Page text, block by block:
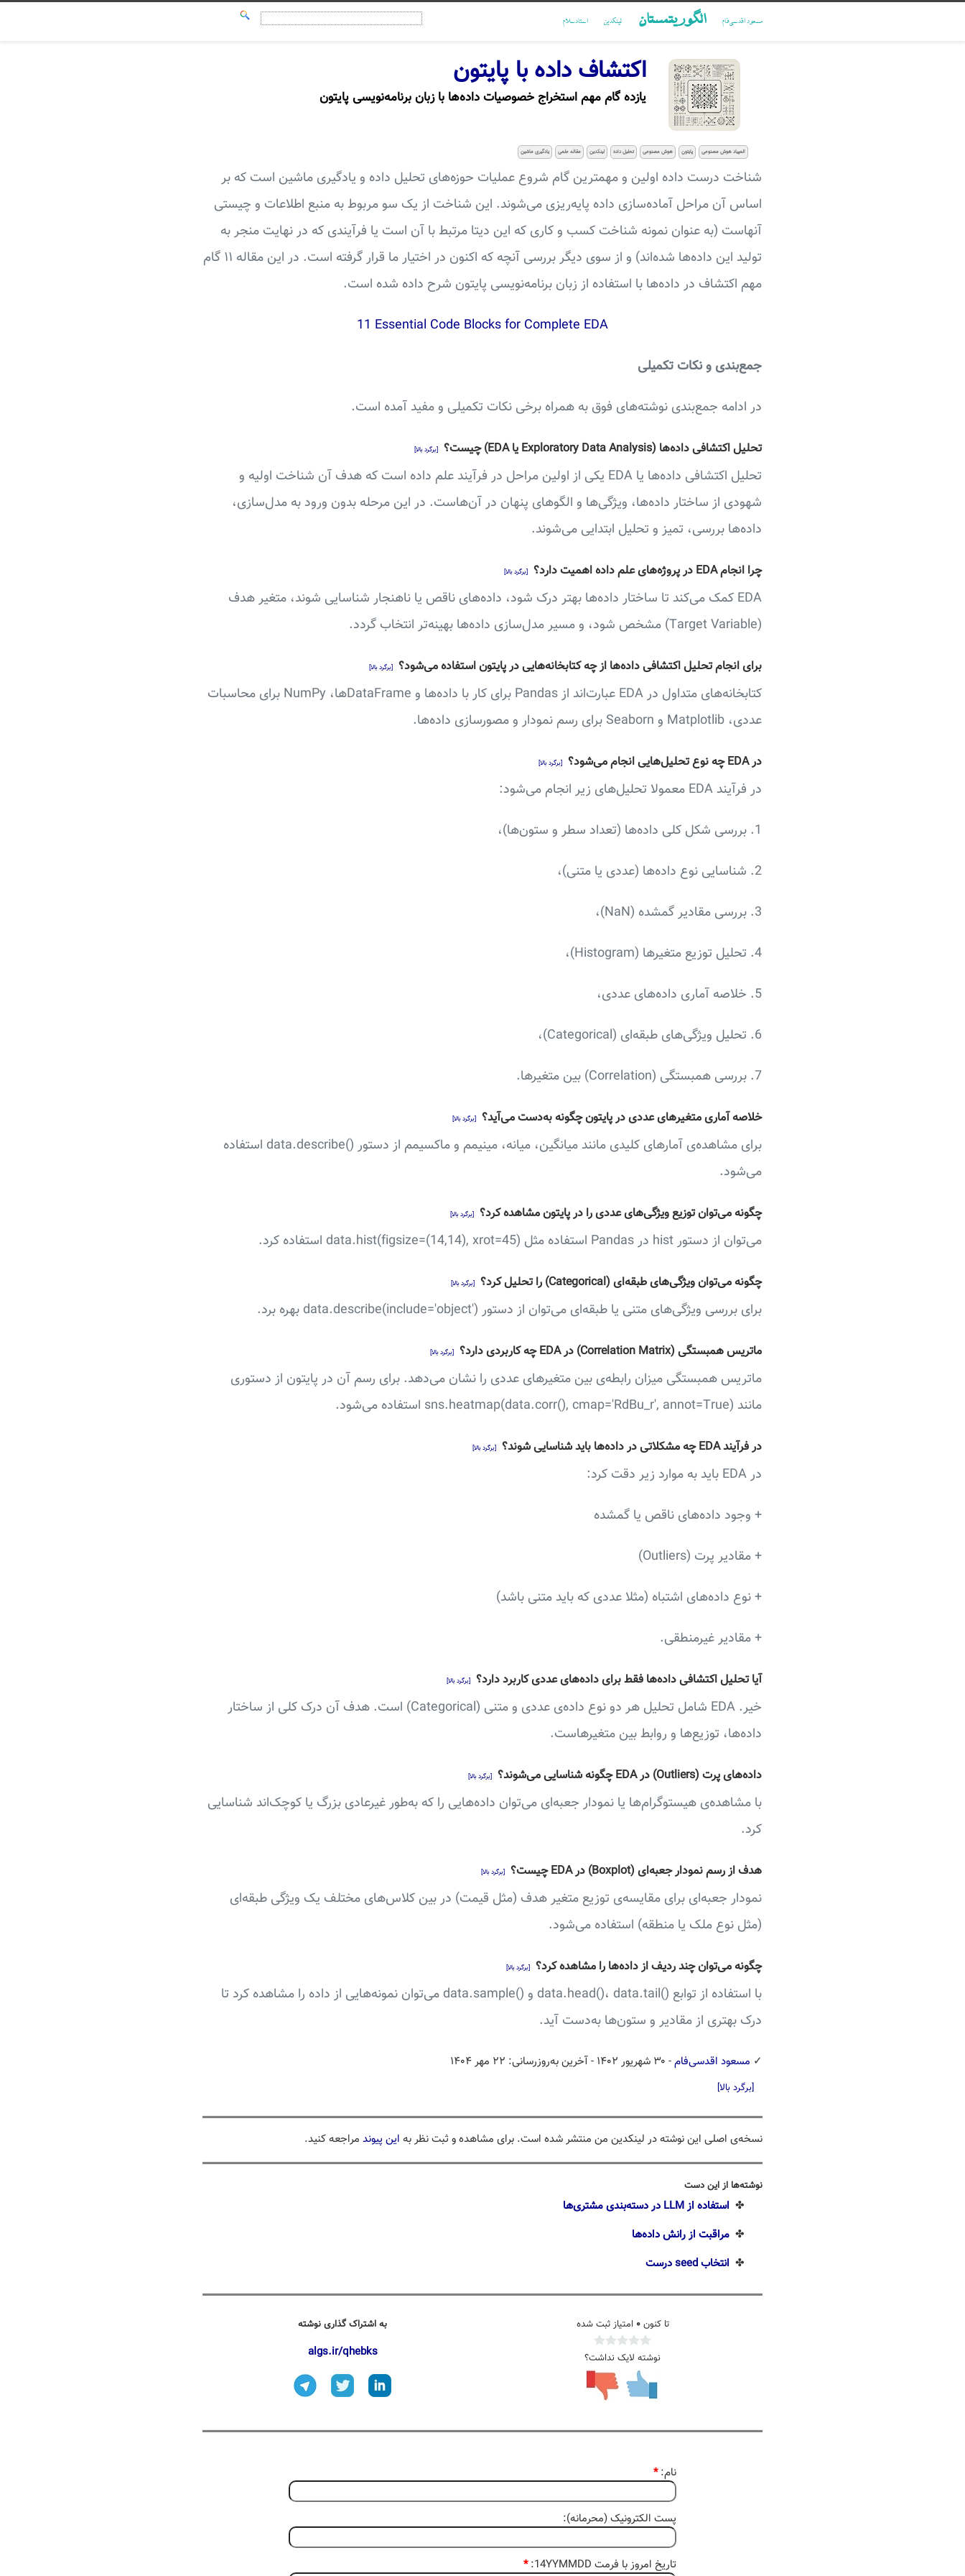
مسعود اقدسی‌فام الگوریتمستان لینکدین استادسلام
اکتشاف داده با پایتون
یازده گام مهم استخراج خصوصیات داده‌ها با زبان برنامه‌نویسی پایتون
المپیاد هوش مصنوعی پایتون هوش مصنوعی تحلیل داده لینکدین مقاله علمی یادگیری ماشین
شناخت درست داده اولین و مهمترین گام شروع عملیات حوزه‌‌‌های تحلیل داده و یادگیری ماشین است که بر
اساس آن مراحل آماده‌سازی داده پایه‌ریزی می‌شوند. این شناخت از یک سو مربوط به منبع اطلاعات و چیستی
آنهاست (به عنوان نمونه شناخت کسب و کاری که این دیتا مرتبط با آن است یا فرآیندی که در نهایت منجر به
تولید این داده‌ها شده‌اند) و از سوی دیگر بررسی آنچه که اکنون در اختیار ما قرار گرفته است. در این مقاله ۱۱ گام
مهم اکتشاف در داده‌ها با استفاده از زبان برنامه‌نویسی پایتون شرح داده شده است.
11 Essential Code Blocks for Complete EDA
جمع‌بندی و نکات تکمیلی
در ادامه جمع‌بندی نوشته‌های فوق به همراه برخی نکات تکمیلی و مفید آمده است.
تحلیل اکتشافی داده‌ها (Exploratory Data Analysis یا EDA) چیست؟ [برگرد بالا]
تحلیل اکتشافی داده‌ها یا EDA یکی از اولین مراحل در فرآیند علم داده است که هدف آن شناخت اولیه و
شهودی از ساختار داده‌ها، ویژگی‌ها و الگوهای پنهان در آن‌هاست. در این مرحله بدون ورود به مدل‌سازی،
داده‌ها بررسی، تمیز و تحلیل ابتدایی می‌شوند.
چرا انجام EDA در پروژه‌های علم داده اهمیت دارد؟ [برگرد بالا]
EDA کمک می‌کند تا ساختار داده‌ها بهتر درک شود، داده‌های ناقص یا ناهنجار شناسایی شوند، متغیر هدف
(Target Variable) مشخص شود، و مسیر مدل‌سازی داده‌ها بهینه‌تر انتخاب گردد.
برای انجام تحلیل اکتشافی داده‌ها از چه کتابخانه‌هایی در پایتون استفاده می‌شود؟ [برگرد بالا]
کتابخانه‌های متداول در EDA عبارت‌اند از Pandas برای کار با داده‌ها و DataFrameها، NumPy برای محاسبات
عددی، Matplotlib و Seaborn برای رسم نمودار و مصورسازی داده‌ها.
در EDA چه نوع تحلیل‌هایی انجام می‌شود؟ [برگرد بالا]
در فرآیند EDA معمولا تحلیل‌های زیر انجام می‌شود:
1. بررسی شکل کلی داده‌ها (تعداد سطر و ستون‌ها)،
2. شناسایی نوع داده‌ها (عددی یا متنی)،
3. بررسی مقادیر گمشده (NaN)،
4. تحلیل توزیع متغیرها (Histogram)،
5. خلاصه آماری داده‌های عددی،
6. تحلیل ویژگی‌های طبقه‌ای (Categorical)،
7. بررسی همبستگی (Correlation) بین متغیرها.
خلاصه آماری متغیرهای عددی در پایتون چگونه به‌دست می‌آید؟ [برگرد بالا]
برای مشاهده‌ی آمارهای کلیدی مانند میانگین، میانه، مینیمم و ماکسیمم از دستور ()data.describe استفاده
می‌شود.
چگونه می‌توان توزیع ویژگی‌های عددی را در پایتون مشاهده کرد؟ [برگرد بالا]
می‌توان از دستور hist در Pandas استفاده مثل data.hist(figsize=(14,14), xrot=45) استفاده کرد.
چگونه می‌توان ویژگی‌های طبقه‌ای (Categorical) را تحلیل کرد؟ [برگرد بالا]
برای بررسی ویژگی‌های متنی یا طبقه‌ای می‌توان از دستور data.describe(include='object') بهره برد.
ماتریس همبستگی (Correlation Matrix) در EDA چه کاربردی دارد؟ [برگرد بالا]
ماتریس همبستگی میزان رابطه‌ی بین متغیرهای عددی را نشان می‌دهد. برای رسم آن در پایتون از دستوری
مانند sns.heatmap(data.corr(), cmap='RdBu_r', annot=True) استفاده می‌شود.
در فرآیند EDA چه مشکلاتی در داده‌ها باید شناسایی شوند؟ [برگرد بالا]
در EDA باید به موارد زیر دقت کرد:
+ وجود داده‌های ناقص یا گمشده
+ مقادیر پرت (Outliers)
+ نوع داده‌های اشتباه (مثلا عددی که باید متنی باشد)
+ مقادیر غیرمنطقی.
آیا تحلیل اکتشافی داده‌ها فقط برای داده‌های عددی کاربرد دارد؟ [برگرد بالا]
خیر. EDA شامل تحلیل هر دو نوع داده‌ی عددی و متنی (Categorical) است. هدف آن درک کلی از ساختار
داده‌ها، توزیع‌ها و روابط بین متغیرهاست.
داده‌های پرت (Outliers) در EDA چگونه شناسایی می‌شوند؟ [برگرد بالا]
با مشاهده‌ی هیستوگرام‌ها یا نمودار جعبه‌ای می‌توان داده‌هایی را که به‌طور غیرعادی بزرگ یا کوچک‌اند شناسایی
کرد.
هدف از رسم نمودار جعبه‌ای (Boxplot) در EDA چیست؟ [برگرد بالا]
نمودار جعبه‌ای برای مقایسه‌ی توزیع متغیر هدف (مثل قیمت) در بین کلاس‌های مختلف یک ویژگی طبقه‌ای
(مثل نوع ملک یا منطقه) استفاده می‌شود.
چگونه می‌توان چند ردیف از داده‌ها را مشاهده کرد؟ [برگرد بالا]
با استفاده از توابع ()data.head()، data.tail و ()data.sample می‌توان نمونه‌هایی از داده را مشاهده کرد تا
درک بهتری از مقادیر و ستون‌ها به‌دست آید.
✓ مسعود اقدسی‌فام- ۳۰ شهریور ۱۴۰۲ - آخرین به‌روزرسانی: ۲۲ مهر ۱۴۰۴
[برگرد بالا]
نسخه‌ی اصلی این نوشته در لینکدین من منتشر شده است. برای مشاهده و ثبت نظر به این پیوند مراجعه کنید.
نوشته‌ها از این دست
✤ استفاده از LLM در دسته‌بندی مشتری‌ها
✤ مراقبت از رانش داده‌ها
✤ انتخاب seed درست
تا کنون۰ امتیاز ثبت شده
نوشته لایک نداشت؟
به اشتراک گذاری نوشته
algs.ir/qhebks
نام:*
پست الکترونیک (محرمانه):
تاریخ امروز با فرمت 14YYMMDD: *